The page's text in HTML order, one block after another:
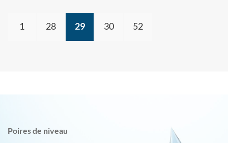
1 28 29 30 52
Poires de niveau